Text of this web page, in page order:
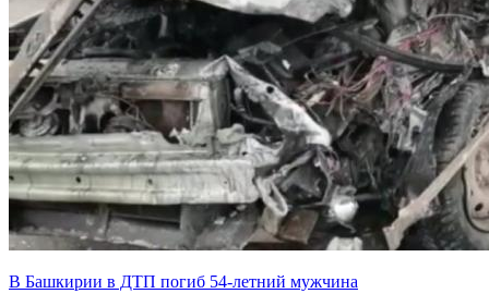
В Башкирии в ДТП погиб 54-летний мужчина